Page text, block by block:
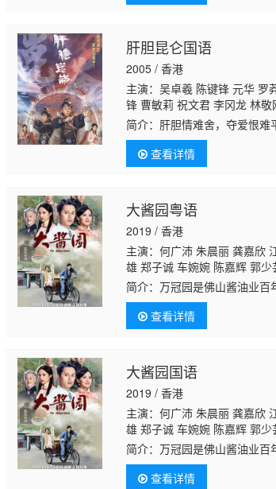
肝胆昆仑国语
2005 / 香港
主演：吴卓羲 陈键锋 元华 罗
锋 曹敏莉 祝文君 李冈龙 林
庆 罗君左 何启南 郭德信 戴
文 陆骏光 张汉斌 魏惠文 赵永
珊 沈可欣 王维德 彭皓锋 林
简介： 肝胆情难舍，夺爱恨
住的桃花村，途中结识了渔家
情。 查看详情
大酱园粤语
2019 / 香港
主演：何广沛 朱晨丽 龚嘉欣
雄 郑子诚 车婉婉 陈嘉辉 郭
婷 丁乐锶 卫志豪 苏恩磁 陈
浠 刘天龙 康华 傅嘉莉 张达
咏 陈靖云 李嘉晋 易智远 吴
简介：万冠园是佛山酱油业百
男不传女，传內不传外」的宗
（龚嘉欣饰）两女加
查看详情
大酱园国语
2019 / 香港
主演：何广沛 朱晨丽 龚嘉欣
雄 郑子诚 车婉婉 陈嘉辉 郭
婷 丁乐锶 卫志豪 苏恩磁 陈
浠 刘天龙 康华 傅嘉莉 张达
咏 陈靖云 李嘉晋 易智远 吴
简介：万冠园是佛山酱油业百
男不传女，传內不传外」的宗
（龚嘉欣饰）两女加
查看详情